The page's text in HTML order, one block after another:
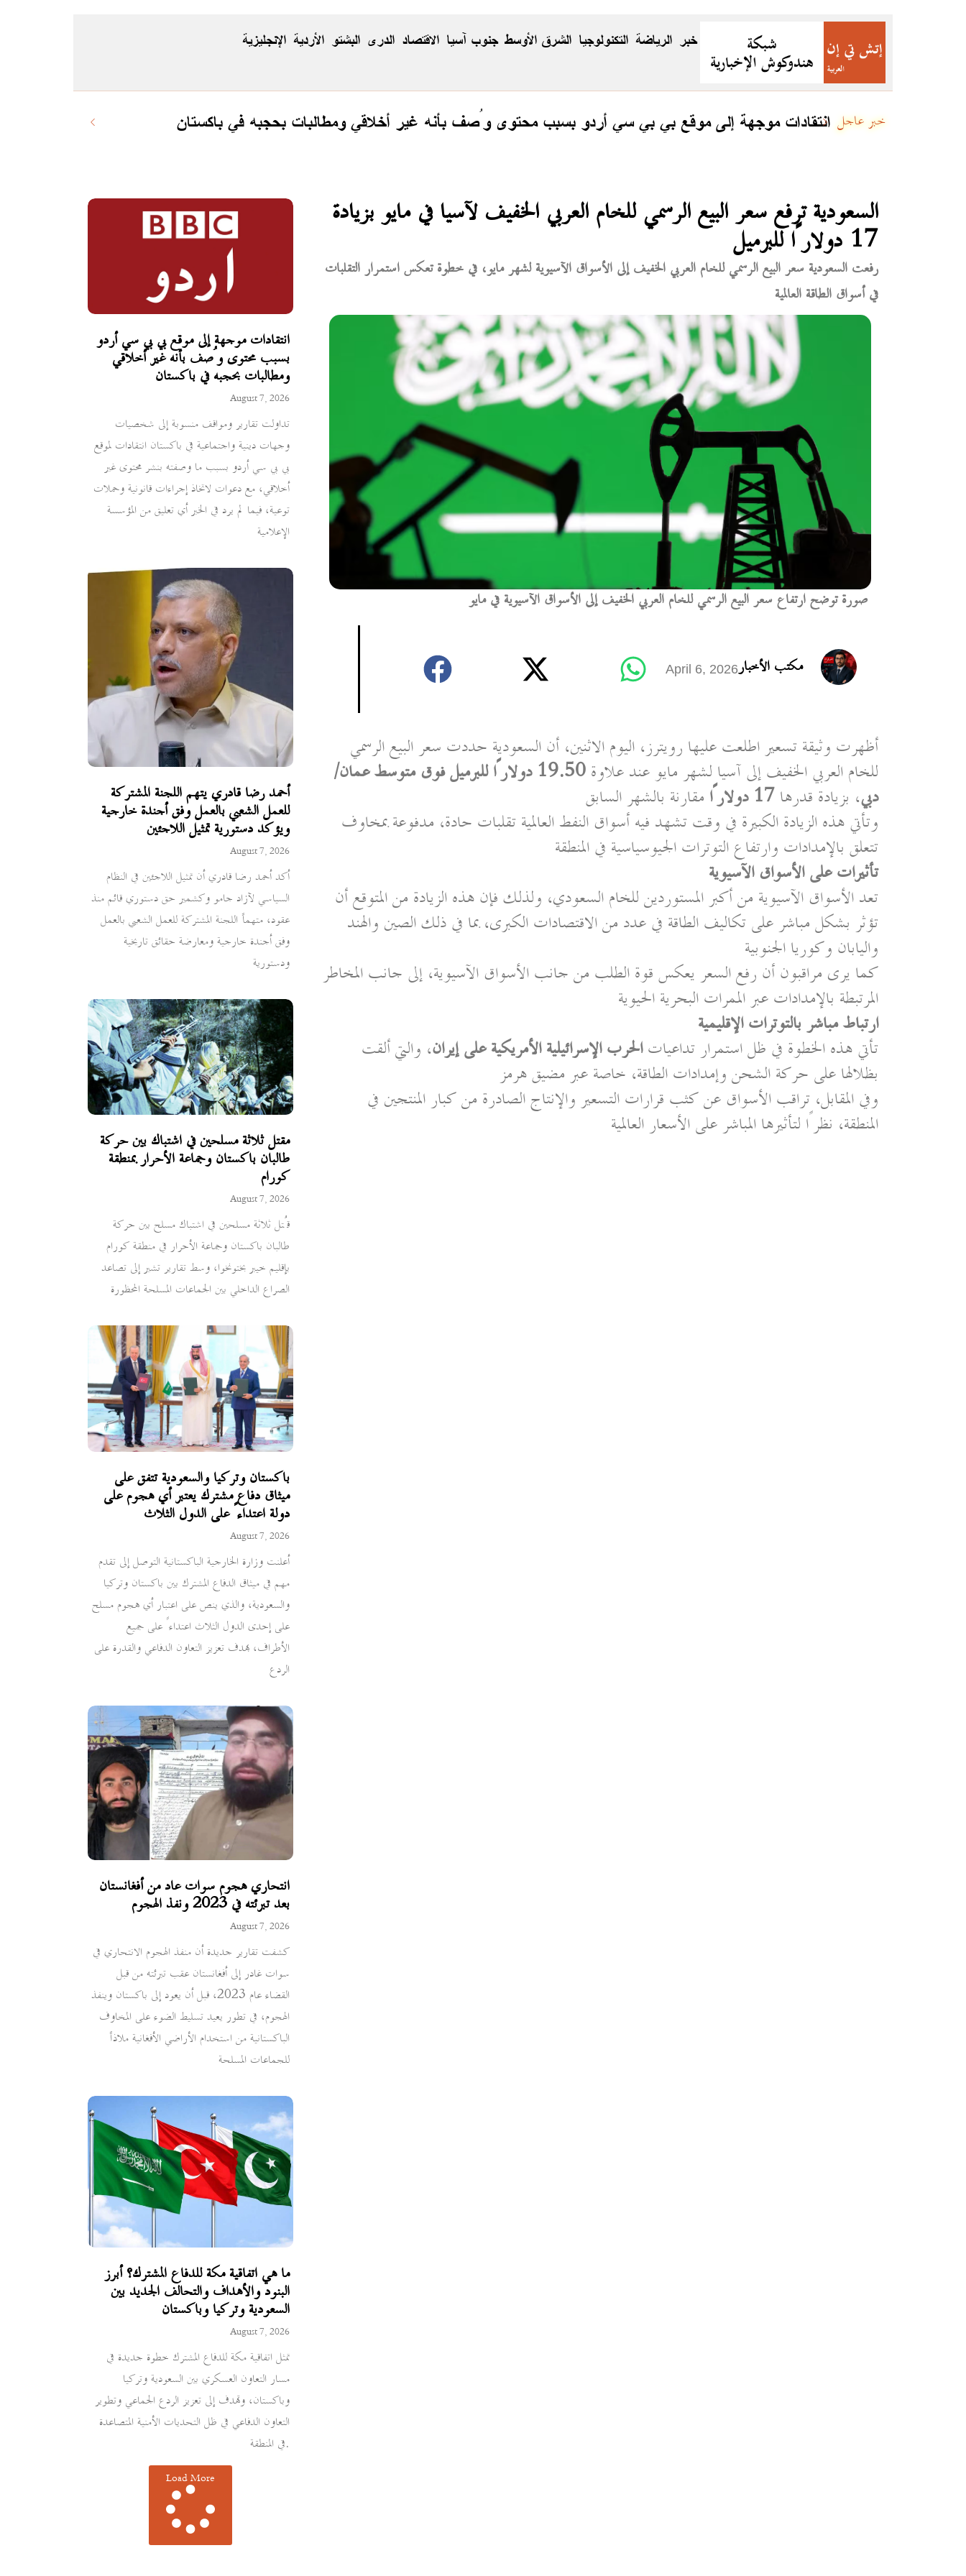
الاقتصاد جنوب آسيا الشرق الأوسط التكنولوجيا الرياضة خبر الإنجليزية الأردية البشتو الدری
انتقادات موجهة إلى موقع بي بي سي أردو بسبب محتوى وُصف بأنه غير أخلاقي ومطالبات بحجبه في باكستان خبر عاجل
انتقادات موجهة إلى موقع بي بي سي أردو
بسبب محتوى وُصف بأنه غير أخلاقي
ومطالبات بحجبه في باكستان
August 7, 2026
تداولت تقارير ومواقف منسوبة إلى شخصيات
وجهات دينية واجتماعية في باكستان انتقادات لموقع
بي بي سي أردو بسبب ما وصفته بنشر محتوى غير
أخلاقي، مع دعوات لاتخاذ إجراءات قانونية وحملات
توعية، فيما لم يرد في الخبر أي تعليق من المؤسسة
الإعلامية
أحمد رضا قادري يتهم اللجنة المشتركة
للعمل الشعبي بالعمل وفق أجندة خارجية
ويؤكد دستورية تمثيل اللاجئين
August 7, 2026
أكد أحمد رضا قادري أن تمثيل اللاجئين في النظام
السياسي لآزاد جامو وكشمير حق دستوري قائم منذ
عقود، متهماً اللجنة المشتركة للعمل الشعبي بالعمل
وفق أجندة خارجية ومعارضة حقائق تاريخية
ودستورية
مقتل ثلاثة مسلحين في اشتباك بين حركة
طالبان باكستان وجماعة الأحرار بمنطقة
كورام
August 7, 2026
قُتل ثلاثة مسلحين في اشتباك مسلح بين حركة
طالبان باكستان وجماعة الأحرار في منطقة كورام
بإقليم خيبر بختونخوا، وسط تقارير تشير إلى تصاعد
الصراع الداخلي بين الجماعات المسلحة المحظورة
باكستان وتركيا والسعودية تتفق على
ميثاق دفاع مشترك يعتبر أي هجوم على
دولة اعتداءً على الدول الثلاث
August 7, 2026
أعلنت وزارة الخارجية الباكستانية التوصل إلى تقدم
مهم في ميثاق الدفاع المشترك بين باكستان وتركيا
والسعودية، والذي ينص على اعتبار أي هجوم مسلح
على إحدى الدول الثلاث اعتداءً على جميع
الأطراف، بهدف تعزيز التعاون الدفاعي والقدرة على
الردع
انتحاري هجوم سوات عاد من أفغانستان
بعد تبرئته في 2023 ونفذ الهجوم
August 7, 2026
كشفت تقارير جديدة أن منفذ الهجوم الانتحاري في
سوات غادر إلى أفغانستان عقب تبرئته من قبل
القضاء عام 2023، قبل أن يعود إلى باكستان وينفذ
الهجوم، في تطور يعيد تسليط الضوء على المخاوف
الباكستانية من استخدام الأراضي الأفغانية ملاذاً
للجماعات المسلحة
ما هي اتفاقية مكة للدفاع المشترك؟ أبرز
البنود والأهداف والتحالف الجديد بين
السعودية وتركيا وباكستان
August 7, 2026
تمثل اتفاقية مكة للدفاع المشترك خطوة جديدة في
مسار التعاون العسكري بين السعودية وتركيا
وباكستان، وتهدف إلى تعزيز الردع الجماعي وتطوير
التعاون الدفاعي في ظل التحديات الأمنية المتصاعدة
في المنطقة.
Load More
السعودية ترفع سعر البيع الرسمي للخام العربي الخفيف لآسيا في مايو بزيادة
17 دولارًا للبرميل
رفعت السعودية سعر البيع الرسمي للخام العربي الخفيف إلى الأسواق الآسيوية لشهر مايو، في خطوة تعكس استمرار التقلبات
في أسواق الطاقة العالمية
صورة توضح ارتفاع سعر البيع الرسمي للخام العربي الخفيف إلى الأسواق الآسيوية في مايو
مكتب الأخبارApril 6, 2026
أظهرت وثيقة تسعير اطلعت عليها رويترز، اليوم الاثنين، أن السعودية حددت سعر البيع الرسمي
للخام العربي الخفيف إلى آسيا لشهر مايو عند علاوة 19.50 دولارًا للبرميل فوق متوسط عمان/
دبي، بزيادة قدرها17 دولارًا مقارنة بالشهر السابق
وتأتي هذه الزيادة الكبيرة في وقت تشهد فيه أسواق النفط العالمية تقلبات حادة، مدفوعة بمخاوف
تتعلق بالإمدادات وارتفاع التوترات الجيوسياسية في المنطقة
تأثيرات على الأسواق الآسيوية
تعد الأسواق الآسيوية من أكبر المستوردين للخام السعودي، ولذلك فإن هذه الزيادة من المتوقع أن
تؤثر بشكل مباشر على تكاليف الطاقة في عدد من الاقتصادات الكبرى، بما في ذلك الصين والهند
واليابان وكوريا الجنوبية
كما يرى مراقبون أن رفع السعر يعكس قوة الطلب من جانب الأسواق الآسيوية، إلى جانب المخاطر
المرتبطة بالإمدادات عبر الممرات البحرية الحيوية
ارتباط مباشر بالتوترات الإقليمية
تأتي هذه الخطوة في ظل استمرار تداعياتالحرب الإسرائيلية الأمريكية على إيران، والتي ألقت
بظلالها على حركة الشحن وإمدادات الطاقة، خاصة عبر مضيق هرمز
وفي المقابل، تراقب الأسواق عن كثب قرارات التسعير والإنتاج الصادرة من كبار المنتجين في
المنطقة، نظرًا لتأثيرها المباشر على الأسعار العالمية